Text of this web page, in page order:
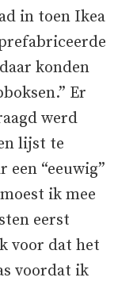
in toen Ikea
konden
Er
werd
lijst te
“eeuwig”
ik mee
eerst
voor dat het
voordat ik